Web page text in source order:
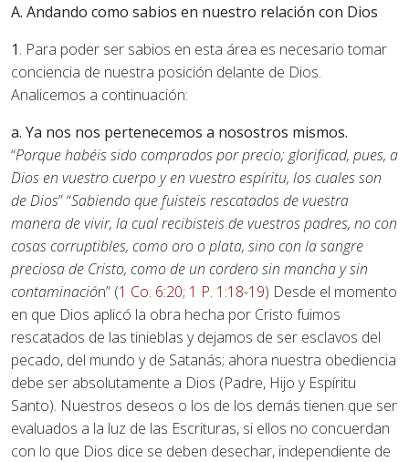
A. Andando como sabios en nuestro relación con Dios
1. Para poder ser sabios en esta área es necesario tomar
conciencia de nuestra posición delante de Dios.
Analicemos a continuación:
a. Ya nos nos pertenecemos a nosostros mismos.
“Porque habéis sido comprados por precio; glorificad, pues, a
Dios en vuestro cuerpo y en vuestro espíritu, los cuales son
de Dios” “Sabiendo que fuisteis rescatados de vuestra
manera de vivir, la cual recibisteis de vuestros padres, no con
cosas corruptibles, como oro o plata, sino con la sangre
preciosa de Cristo, como de un cordero sin mancha y sin
contaminación” (1 Co. 6:20; 1 P. 1:18-19) Desde el momento
en que Dios aplicó la obra hecha por Cristo fuimos
rescatados de las tinieblas y dejamos de ser esclavos del
pecado, del mundo y de Satanás; ahora nuestra obediencia
debe ser absolutamente a Dios (Padre, Hijo y Espíritu
Santo). Nuestros deseos o los de los demás tienen que ser
evaluados a la luz de las Escrituras, si ellos no concuerdan
con lo que Dios dice se deben desechar, independiente de